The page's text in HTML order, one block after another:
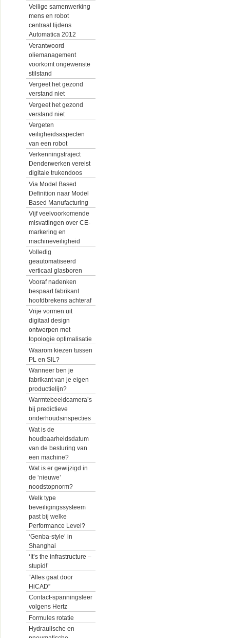
Veilige samenwerking
mens en robot
centraal tijdens
Automatica 2012
Verantwoord
oliemanagement
voorkomt ongewenste
stilstand
Vergeet het gezond
verstand niet
Vergeet het gezond
verstand niet
Vergeten
veiligheidsaspecten
van een robot
Verkenningstraject
Denderwerken vereist
digitale trukendoos
Via Model Based
Definition naar Model
Based Manufacturing
Vijf veelvoorkomende
misvattingen over CE-
markering en
machineveiligheid
Volledig
geautomatiseerd
verticaal glasboren
Vooraf nadenken
bespaart fabrikant
hoofdbrekens achteraf
Vrije vormen uit
digitaal design
ontwerpen met
topologie optimalisatie
Waarom kiezen tussen
PL en SIL?
Wanneer ben je
fabrikant van je eigen
productielijn?
Warmtebeeldcamera’s
bij predictieve
onderhoudsinspecties
Wat is de
houdbaarheidsdatum
van de besturing van
een machine?
Wat is er gewijzigd in
de ‘nieuwe’
noodstopnorm?
Welk type
beveiligingssysteem
past bij welke
Performance Level?
‘Genba-style’ in
Shanghai
‘It’s the infrastructure –
stupid!’
“Alles gaat door
HiCAD”
Contact-spanningsleer
volgens Hertz
Formules rotatie
Hydraulische en